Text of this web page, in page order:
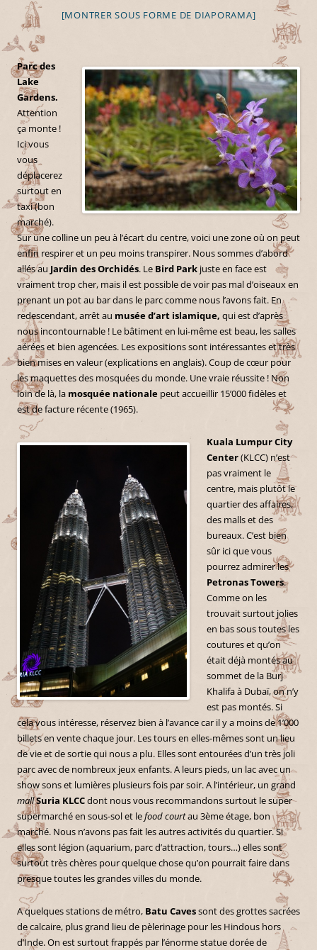
[MONTRER SOUS FORME DE DIAPORAMA]
Parc des
Lake
Gardens.
Attention
ça monte !
Ici vous
vous
déplacerez
surtout en
taxi (bon
marché).
Sur une colline un peu à l’écart du centre, voici une zone où on peut
enfin respirer et un peu moins transpirer. Nous sommes d’abord
allés au Jardin des Orchidés. Le Bird Park juste en face est
vraiment trop cher, mais il est possible de voir pas mal d’oiseaux en
prenant un pot au bar dans le parc comme nous l’avons fait. En
redescendant, arrêt au musée d’art islamique, qui est d’après
nous incontournable ! Le bâtiment en lui-même est beau, les salles
aérées et bien agencées. Les expositions sont intéressantes et très
bien mises en valeur (explications en anglais). Coup de cœur pour
les maquettes des mosquées du monde. Une vraie réussite ! Non
loin de là, la mosquée nationale peut accueillir 15’000 fidèles et
est de facture récente (1965).
Kuala Lumpur City
Center(KLCC) n’est
pas vraiment le
centre, mais plutôt le
quartier des affaires,
des malls et des
bureaux. C’est bien
sûr ici que vous
pourrez admirer les
Petronas Towers.
Comme on les
trouvait surtout jolies
en bas sous toutes les
coutures et qu’on
était déjà montés au
sommet de la Burj
Khalifa à Dubaï, on n’y
est pas montés. Si
cela vous intéresse, réservez bien à l’avance car il y a moins de 1’000
billets en vente chaque jour. Les tours en elles-mêmes sont un lieu
de vie et de sortie qui nous a plu. Elles sont entourées d’un très joli
parc avec de nombreux jeux enfants. A leurs pieds, un lac avec un
show sons et lumières plusieurs fois par soir. A l’intérieur, un grand
mallSuria KLCCdont nous vous recommandons surtout le super
supermarché en sous-sol et lefood courtau 3ème étage, bon
marché. Nous n’avons pas fait les autres activités du quartier. Si
elles sont légion (aquarium, parc d’attraction, tours…) elles sont
surtout très chères pour quelque chose qu’on pourrait faire dans
presque toutes les grandes villes du monde.
A quelques stations de métro, Batu Cavessont des grottes sacrées
de calcaire, plus grand lieu de pèlerinage pour les Hindous hors
d’Inde. On est surtout frappés par l’énorme statue dorée de